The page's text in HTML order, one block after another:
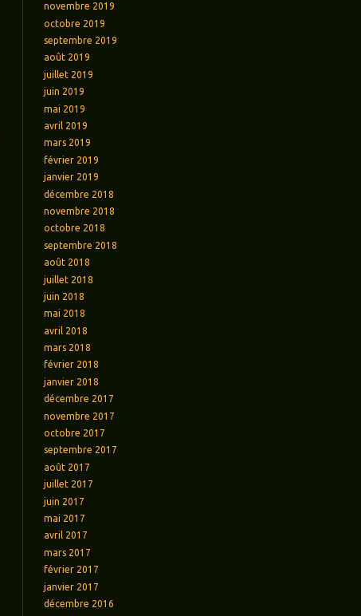
novembre 2019
octobre 2019
septembre 2019
août 2019
juillet 2019
juin 2019
mai 2019
avril 2019
mars 2019
février 2019
janvier 2019
décembre 2018
novembre 2018
octobre 2018
septembre 2018
août 2018
juillet 2018
juin 2018
mai 2018
avril 2018
mars 2018
février 2018
janvier 2018
décembre 2017
novembre 2017
octobre 2017
septembre 2017
août 2017
juillet 2017
juin 2017
mai 2017
avril 2017
mars 2017
février 2017
janvier 2017
décembre 2016